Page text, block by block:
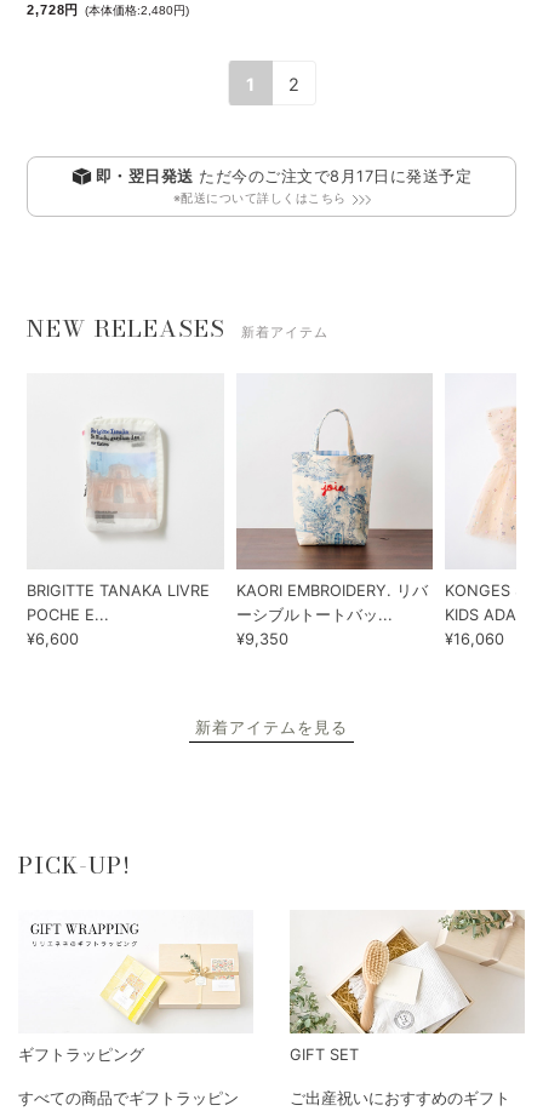
2,728円 (本体価格:2,480円)
1 2
即・翌日発送 ただ今のご注文で8月17日 に発送予定
※配送について詳しくはこちら
NEW RELEASES 新着アイテム
BRIGITTE TANAKA LIVRE
POCHE E...
¥6,600
KAORI EMBROIDERY. リバ
ーシブルトートバッ...
¥9,350
KONGES
KIDS ADA...
¥16,060
新着アイテムを見る
PICK-UP!
ギフトラッピング
すべての商品でギフトラッピン
GIFT SET
ご出産祝いにおすすめのギフト